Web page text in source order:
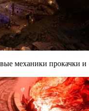
механики прокачки и